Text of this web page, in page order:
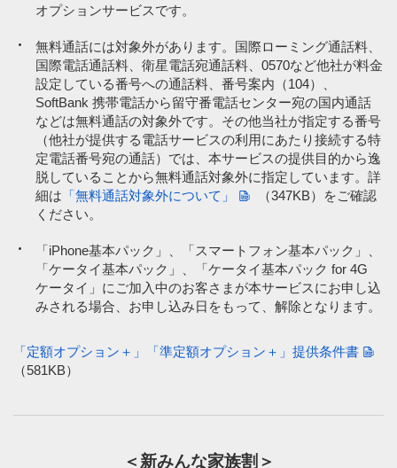
オプションサービスです。
無料通話には対象外があります。国際ローミング通話料、
国際電話通話料、衛星電話宛通話料、0570など他社が料金
設定している番号への通話料、番号案内（104）、
SoftBank 携帯電話から留守番電話センター宛の国内通話
などは無料通話の対象外です。その他当社が指定する番号
（他社が提供する電話サービスの利用にあたり接続する特
定電話番号宛の通話）では、本サービスの提供目的から逸
脱していることから無料通話対象外に指定しています。詳
細は 「無料通話対象外について」 （347KB）
をご確認
ください。
「iPhone基本パック」、「スマートフォン基本パック」、
「ケータイ基本パック」、「ケータイ基本パック for 4G
ケータイ」にご加入中のお客さまが本サービスにお申し込
みされる場合、お申し込み日をもって、解除となります。
「定額オプション＋」「準定額オプション＋」提供条件書
（581KB）
＜新みんな家族割＞